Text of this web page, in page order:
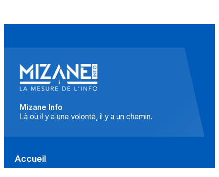
Mizane Info
Là où il y a une volonté, il y a un chemin.
Accueil